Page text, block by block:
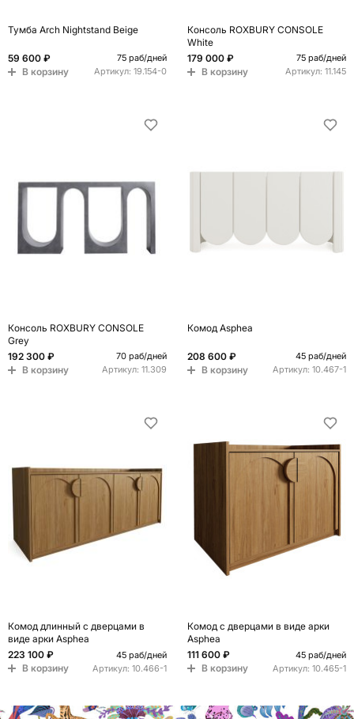
Тумба Arch Nightstand Beige
59 600 ₽ 75 раб/дней
В корзину Артикул: 19.154-0
Консоль ROXBURY CONSOLE
White
179 000 ₽
75 раб/дней
В корзину Артикул: 11.145
Консоль ROXBURY CONSOLE
Grey
192 300 ₽
70 раб/дней
В корзину Артикул: 11.309
Комод Asphea
208 600 ₽ 45 раб/дней
В корзину Артикул: 10.467-1
Комод длинный с дверцами в
виде арки Asphea
223 100 ₽
45 раб/дней
В корзину Артикул: 10.466-1
Комод с дверцами в виде арки
Asphea
111 600 ₽
45 раб/дней
В корзину Артикул: 10.465-1